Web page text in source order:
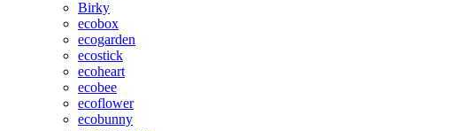
Birky
ecobox
ecogarden
ecostick
ecoheart
ecobee
ecoflower
ecobunny